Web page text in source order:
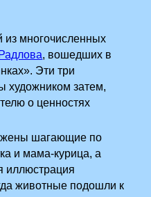
из многочисленных
, вошедших в
Эти три
художником затем,
о ценностях
шагающие по
и мама-курица, а
иллюстрация
животные подошли к